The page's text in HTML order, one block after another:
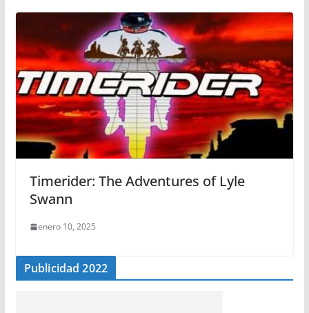
Timerider: The Adventures of Lyle
Swann
enero 10, 2025
Publicidad 2022